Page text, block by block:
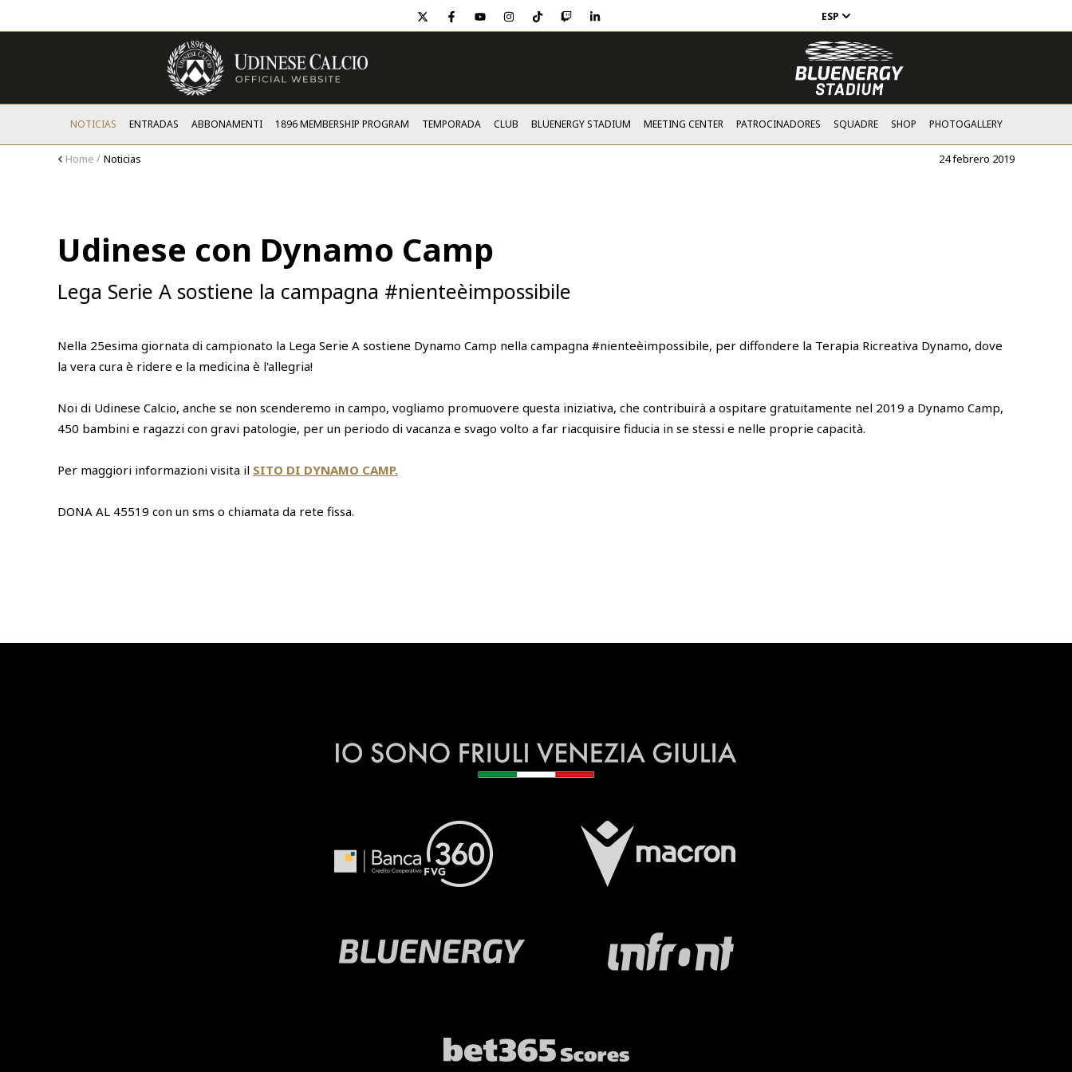
twitter facebook
youtubeinstagram
tiktoktwitchlinkedin ESP
NOTICIAS ENTRADAS ABBONAMENTI 1896 MEMBERSHIP PROGRAM TEMPORADA CLUB BLUENERGY STADIUM MEETING CENTER PATROCINADORES SQUADRE SHOP PHOTOGALLERY
Home Noticias 24 febrero 2019
Udinese con Dynamo Camp
Lega Serie A sostiene la campagna #nienteèimpossibile
Nella 25esima giornata di campionato la Lega Serie A sostiene Dynamo Camp nella campagna #nienteèimpossibile, per diffondere la Terapia Ricreativa Dynamo, dove
la vera cura è ridere e la medicina è l'allegria!
Noi di Udinese Calcio, anche se non scenderemo in campo, vogliamo promuovere questa iniziativa, che contribuirà a ospitare gratuitamente nel 2019 a Dynamo Camp,
450 bambini e ragazzi con gravi patologie, per un periodo di vacanza e svago volto a far riacquisire fiducia in se stessi e nelle proprie capacità.
Per maggiori informazioni visita il SITO DI DYNAMO CAMP.
DONA AL 45519 con un sms o chiamata da rete fissa.